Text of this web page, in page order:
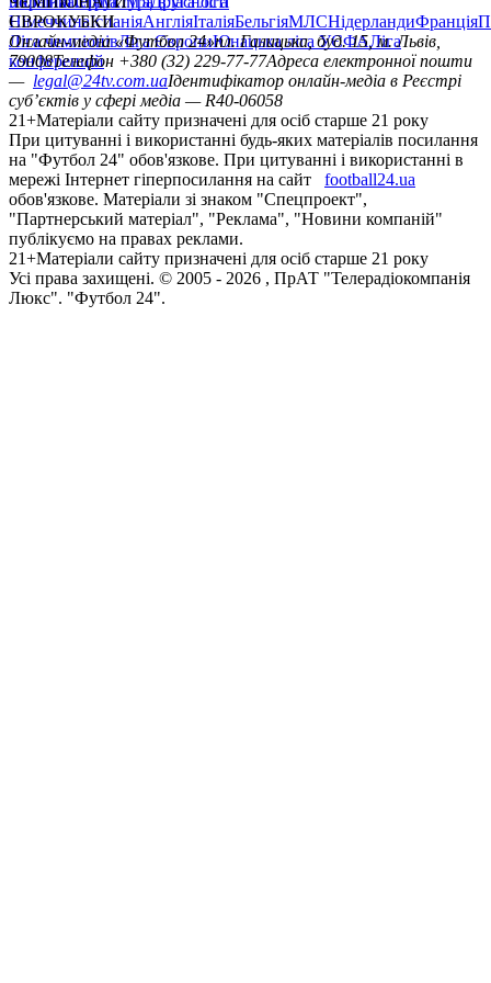
НімеччинаІспаніяАнгліяІталіяБельгіяМЛСНідерландиФранція
ЄВРОКУБКИ
Ліга чемпіонівЛіга ЄвропиЮнацька ліга УЄФАЛіга
конференцій
Онлайн-медіа «Футбол 24»пл. Галицька, буд. 15, м. Львів,
79008Телефон +380 (32) 229-77-77Адреса електронної пошти
— legal@24tv.com.uaІдентифікатор онлайн-медіа в Реєстрі
суб’єктів у сфері медіа — R40-06058
21+Матеріали сайту призначені для осіб старше 21 року
При цитуванні і використанні будь-яких матеріалів посилання
на "Футбол 24" обов'язкове. При цитуванні і використанні в
мережі Інтернет гіперпосилання на сайт
football24.ua
обов'язкове. Матеріали зі знаком "Спецпроект",
"Партнерський матеріал", "Реклама", "Новини компаній"
публікуємо на правах реклами.
21+Матеріали сайту призначені для осіб старше 21 року
Усi права захищенi. © 2005 - 2026 , ПрАТ "Телерадіокомпанія
Люкс". "Футбол 24".